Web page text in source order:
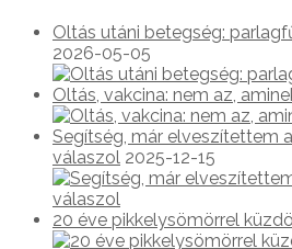
Oltás utáni betegség:
2026-05-05
Oltás, vakcina: nem az,
Segítség, már elveszítettem
válaszol 2025-12-15
20 éve pikkelysömörrel